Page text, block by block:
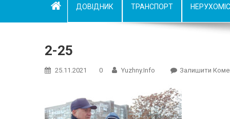
ДОВІДНИК ТРАНСПОРТ
2-25
25.11.2021 0 Yuzhny.info Залишити